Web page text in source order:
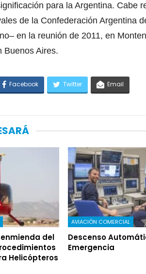
para la Argentina. Cabe
de la Confederación Argentina
en la reunión de 2011, en
Buenos Aires.
Facebook Twitter Email
del
Helicópteros
AVIACIÓN COMERCIAL
Descenso
Emergencia